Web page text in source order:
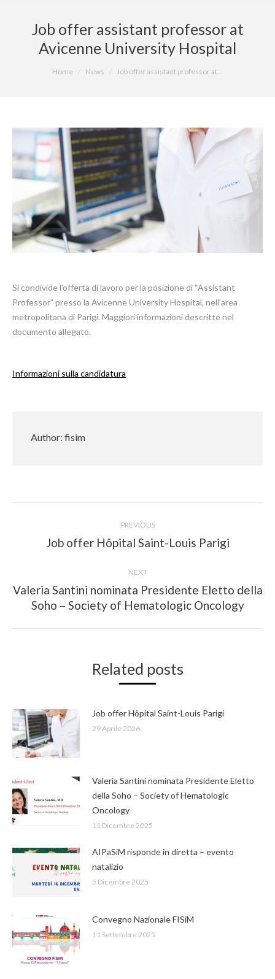
Job offer assistant professor at
Avicenne University Hospital
You are here:Home News Job offer assistant professor at…
Si condivide l’offerta di lavoro per la posizione di “Assistant
Professor” presso la Avicenne University Hospital, nell’area
metropolitana di Parigi. Maggiori informazioni descritte nel
documento allegato.
Informazioni sulla candidatura
Author: fisim
navigation
PREVIOUS
Previous
Job offer Hôpital Saint-Louis Parigi
NEXT
Next
post:
Valeria Santini nominata Presidente Eletto della
Soho – Society of Hematologic Oncology
Related posts
Job offer Hôpital Saint-Louis Parigi
29 Aprile 2026
Valeria Santini nominata Presidente Eletto
della Soho – Society of Hematologic
Oncology
11 Dicembre 2025
AIPaSiM risponde in diretta – evento
natalizio
5 Dicembre 2025
Convegno Nazionale FISiM
11 Settembre 2025